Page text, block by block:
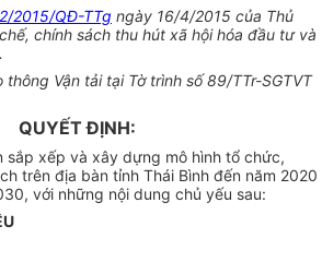
2015/QĐ-TTg ngày 16/4/2015 của Thủ
chính sách thu hút xã hội hóa đầu tư và
thông Vận tải tại Tờ trình số 89/TTr-SGTVT
QUYẾT ĐỊNH:
sắp xếp và xây dựng mô hình tổ chức,
trên địa bàn tỉnh Thái Bình đến năm 2020
với những nội dung chủ yếu sau: